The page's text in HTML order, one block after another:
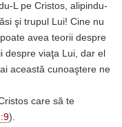
L pe Cristos, alipindu-
şi trupul Lui! Cine nu
avea teorii despre
despre viaţa Lui, dar el
această cunoaştere ne
care să te
).